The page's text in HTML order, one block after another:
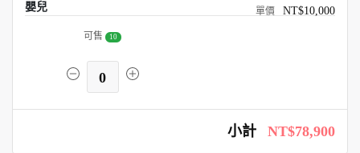
嬰兒 NT$10,000
可售 10
0
小計 NT$78,900